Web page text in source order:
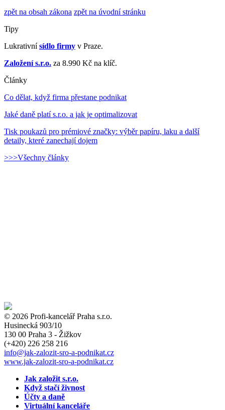
zpět na obsah zákona zpět na úvodní stránku
Tipy
Lukrativnísídlo firmy v Praze.
Založení s.r.o. za 8.990 Kč na klíč.
Články
Co dělat, když firma přestane podnikat
Jaké daně platí s.r.o. a jak je optimalizovat
Tisk poukazů pro prémiové značky: výběr papíru, laku a další
detaily, které zanechají dojem
>>>Všechny články
© 2026 Profi-kancelář Praha s.r.o.
Husinecká 903/10
130 00 Praha 3 - Žižkov
(+420) 226 258 216
info@jak-zalozit-sro-a-podnikat.cz
www.jak-zalozit-sro-a-podnikat.cz
Jak založit s.r.o.
Když stačí živnost
Účty a daně
Virtuální kanceláře